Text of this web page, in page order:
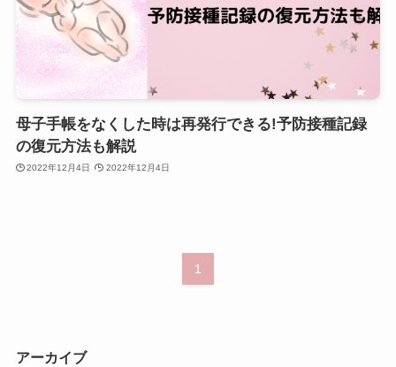
母子手帳をなくした時は再発行できる!予防接種記録
の復元方法も解説
2022年12月4日 2022年12月4日
1
アーカイブ